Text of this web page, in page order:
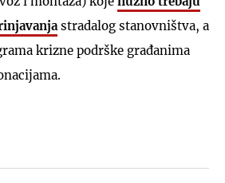
stradalog stanovništva, a
krizne podrške građanima